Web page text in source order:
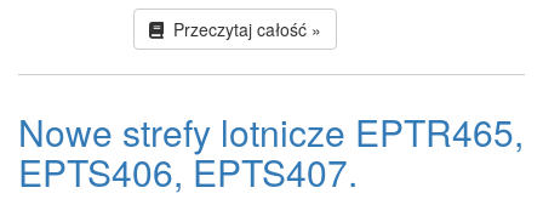
Przeczytaj całość »
Nowe strefy lotnicze EPTR465,
EPTS406, EPTS407.